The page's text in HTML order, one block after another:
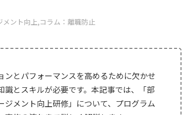
メント向上 コラム：離職防止
とパフォーマンスを高めるために欠かせ
とスキルが必要です。本記事では、「部
メント向上研修」について、プログラム